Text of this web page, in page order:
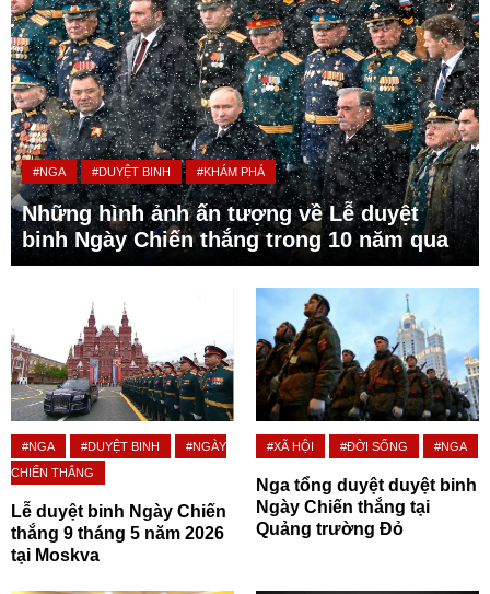
#NGA #DUYỆT BINH #KHÁM PHÁ
Những hình ảnh ấn tượng về Lễ duyệt
binh Ngày Chiến thắng trong 10 năm qua
#NGA #DUYỆT BINH
#NGÀY
CHIẾN THẮNG
Lễ duyệt binh Ngày Chiến
thắng 9 tháng 5 năm 2026
tại Moskva
#XÃ HỘI #ĐỜI SỐNG #NGA
Nga tổng duyệt duyệt binh
Ngày Chiến thắng tại
Quảng trường Đỏ